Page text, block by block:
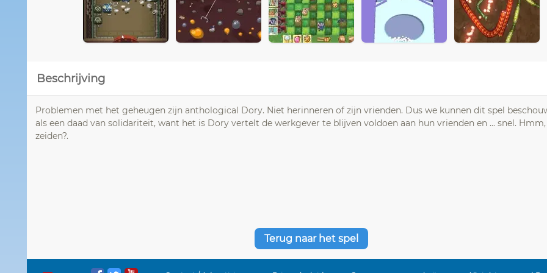
Beschrijving
Problemen met het geheugen zijn anthological Dory. Niet herinneren of zijn vrienden. Dus we kunnen dit spel
als een daad van solidariteit, want het is Dory vertelt de werkgever te blijven voldoen aan hun vrienden en ... snel.
zeiden?.
Terug naar het spel